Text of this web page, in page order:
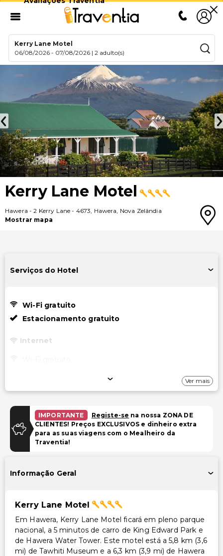
Kerry Lane Motel
06/08/2026 - 07/08/2026 |2 adulto(s)
Kerry Lane Motel
Hawera -2 Kerry Lane - 4673, Hawera, Nova Zelândia
Mostrar mapa
Serviços do Hotel
Wi-Fi gratuito
Estacionamento gratuito
Internet
Instalações
Área para piquenique
Recepção acessível para cadeira de rodas
Receção com concierge acessível para cadeira de
rodas
Caminho acessível para cadeira de rodas
Ver mais
IMPORTANTE Registe-se na nossa ZONA DE
CLIENTES! Preços EXCLUSIVOS e dinheiro extra
para as suas viagens com o Mealheiro da
Traventia!
Informação Geral
Kerry Lane Motel
Em Hawera, Kerry Lane Motel ficará em pleno parque
nacional, a 5 minutos de carro de King Edward Park e
de Hawera Water Tower. Este motel está a 5,8 km (3,6
mi) de Tawhiti Museum e a 6,3 km (3,9 mi) de Hawera